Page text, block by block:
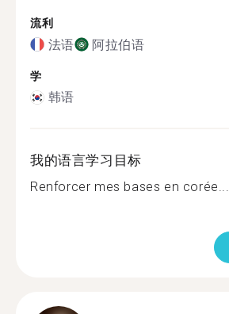
流利
法语 阿拉伯语
学
韩语
我的语言学习目标
Renforcer mes bases en corée...